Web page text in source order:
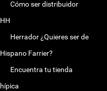
Cómo ser distribuidor
HH
Herrador ¿Quieres ser de
Hispano Farrier?
Encuentra tu tienda
hípica